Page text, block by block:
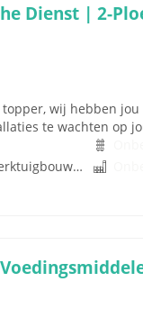
Dienst | 2-
wij hebben
te wachten op
Elektrotechniek, Mechatronica, Werktuigbouwkunde